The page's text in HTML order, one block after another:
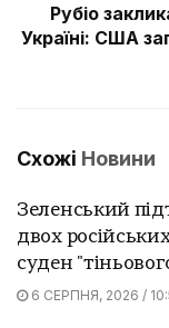
Рубіо
Україні: США
Схожі Новини
Зеленський
двох
суден
6 СЕРПНЯ, 2026 /